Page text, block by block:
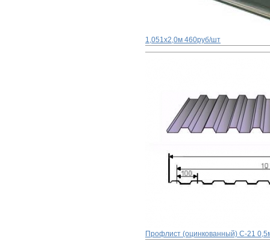
1,051x2,0м 460руб/шт
Профлист (оцинкованный) С-21